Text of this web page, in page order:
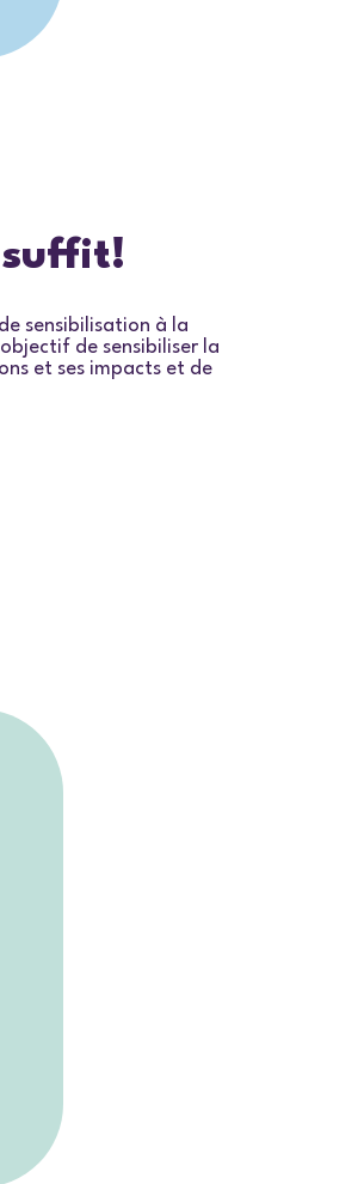
suffit!
sensibilisation à la
de sensibiliser la
et ses impacts et de